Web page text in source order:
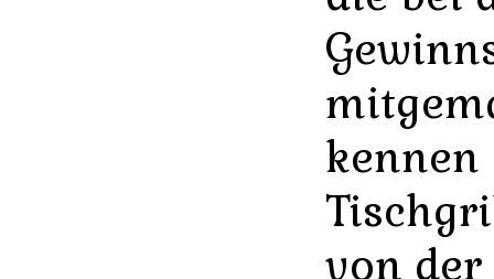
kennen
von der